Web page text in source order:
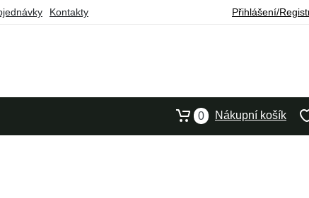
Kontakty Přihlášení/
0 Nákupní košík